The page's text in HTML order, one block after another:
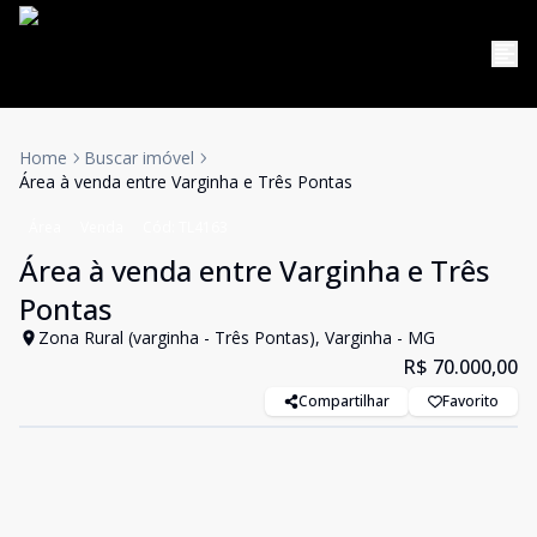
Home
Buscar imóvel
Área à venda entre Varginha e Três Pontas
Área à venda entre Varginha e Três
Pontas
Zona Rural (varginha - Três Pontas), Varginha - MG
R$ 70.000,00
Compartilhar Favorito